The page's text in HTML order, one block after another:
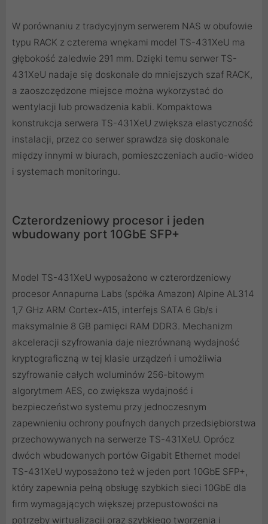
W porównaniu z tradycyjnym serwerem NAS w obufowie
typu RACK z czterema wnękami model TS-431XeU ma
głębokość zaledwie 291 mm. Dzięki temu serwer TS-
431XeU nadaje się doskonale do mniejszych szaf RACK,
a zaoszczędzone miejsce można wykorzystać do
wentylacji lub prowadzenia kabli. Kompaktowa
konstrukcja serwera TS-431XeU zwiększa elastyczność
instalacji, przez co serwer sprawdza się doskonale
między innymi w biurach, pomieszczeniach audio-wideo
i systemach monitoringu.
Czterordzeniowy procesor i jeden
wbudowany port 10GbE SFP+
Model TS-431XeU wyposażono w czterordzeniowy
procesor Annapurna Labs (spółka Amazon) Alpine AL314
1,7 GHz ARM Cortex-A15, interfejs SATA 6 Gb/s i
maksymalnie 8 GB pamięci RAM DDR3. Mechanizm
akceleracji szyfrowania daje niezrównaną wydajność
kryptograficzną w tej klasie urządzeń i umożliwia
szyfrowanie całych woluminów 256-bitowym
algorytmem AES, co zwiększa wydajność i
bezpieczeństwo systemu przy jednoczesnym
zapewnieniu ochrony poufnych danych przedsiębiorstwa
przechowywanych na serwerze TS-431XeU. Oprócz
dwóch wbudowanych portów Gigabit Ethernet model
TS-431XeU wyposażono też w jeden port 10GbE SFP+,
który zapewnia pełną obsługę szybkich sieci 10GbE dla
firm wymagających większej przepustowości na
potrzeby wirtualizacji oraz szybkiego tworzenia i